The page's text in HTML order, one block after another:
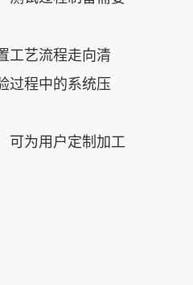
工艺流程走向清
过程中的系统压
可为用户定制加工